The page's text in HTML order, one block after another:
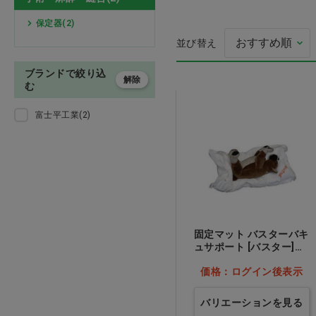
手袋・マスク・ガウン
検査・診察・処置
手術・麻酔・縫合
動物用医薬品 お
並び替え
固定マット バスターバキ
ュサポート [バスター]
価格：ログイン後表示
バリエーションを見る
保定器(2)
ブランドで絞り込
む
解除
富士平工業(2)